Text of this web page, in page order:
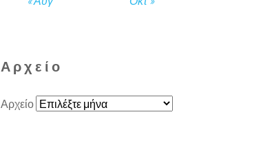
Αρχείο
Αρχείο